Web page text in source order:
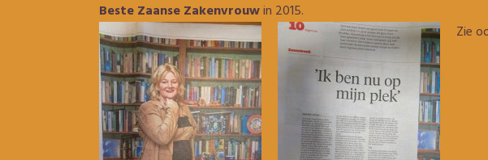
Beste Zaanse Zakenvrouwin 2015.
Zie